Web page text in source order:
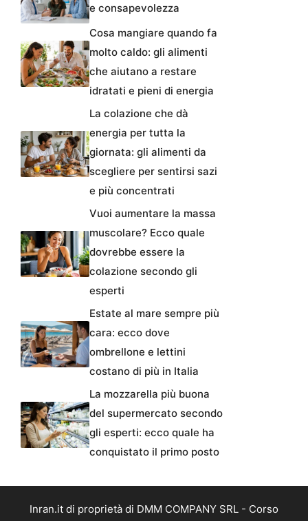
e consapevolezza
Cosa mangiare quando fa
molto caldo: gli alimenti
che aiutano a restare
idratati e pieni di energia
La colazione che dà
energia per tutta la
giornata: gli alimenti da
scegliere per sentirsi sazi
e più concentrati
Vuoi aumentare la massa
muscolare? Ecco quale
dovrebbe essere la
colazione secondo gli
esperti
Estate al mare sempre più
cara: ecco dove
ombrellone e lettini
costano di più in Italia
La mozzarella più buona
del supermercato secondo
gli esperti: ecco quale ha
conquistato il primo posto
Inran.it di proprietà di DMM COMPANY SRL - Corso